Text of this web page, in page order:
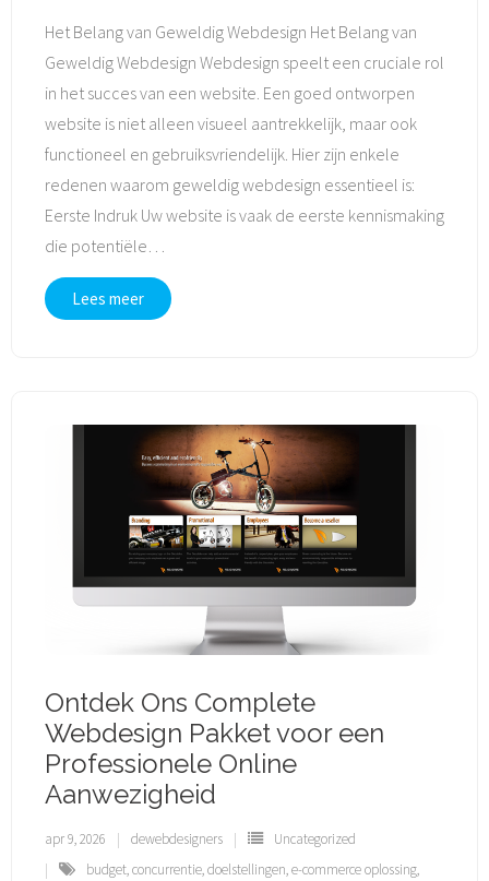
Het Belang van Geweldig Webdesign Het Belang van
Geweldig Webdesign Webdesign speelt een cruciale rol
in het succes van een website. Een goed ontworpen
website is niet alleen visueel aantrekkelijk, maar ook
functioneel en gebruiksvriendelijk. Hier zijn enkele
redenen waarom geweldig webdesign essentieel is:
Eerste Indruk Uw website is vaak de eerste kennismaking
die potentiële…
Lees meer
Ontdek Ons Complete
Webdesign Pakket voor een
Professionele Online
Aanwezigheid
apr 9, 2026 dewebdesigners
Uncategorized
budget,concurrentie,doelstellingen,e-commerce oplossing,